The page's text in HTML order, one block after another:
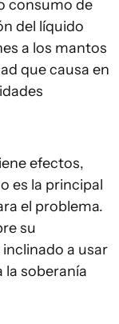
consumo de
del líquido
a los mantos
que causa en
efectos,
es la principal
el problema.
su
a usar
la soberanía